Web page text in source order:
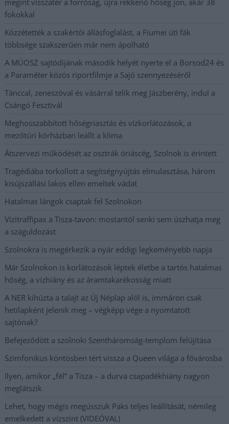
fokokkal
Közzétették a szakértői állásfoglalást, a Fiumei úti fák
többsége szakszerűen már nem ápolható
A MÚOSZ sajtódíjának második helyét nyerte el a Borsod24 és
a Paraméter közös riportfilmje a Sajó szennyezéséről
Tánccal, zeneszóval és vásárral telik meg Jászberény, indul a
Csángó Fesztivál
Meghosszabbított hőségriasztás és vízkorlátozások, a
mezőtúri kórházban leállt a klíma
Átszervezi működését az osztrák óriáscég, Szolnok is érintett
Tragédiába torkollott a segítségnyújtás elmulasztása, három
kisújszállási lakos ellen emeltek vádat
Hatalmas lángok csaptak fel Szolnokon
Vízitraffipax a Tisza-tavon: mostantól senki sem úszhatja meg
a száguldozást
Szolnokra is megérkezik a nyár eddigi legkeményebb napja
Már Szolnokon is korlátozások léptek életbe a tartós hatalmas
hőség, a vízhiány és az áramtakarékosság miatt
A NER kihúzta a talajt az Új Néplap alól is, immáron csak
hetilapként jelenik meg – végképp vége a nyomtatott
sajtónak?
Befejeződött a szolnoki Szentháromság-templom felújítása
Szimfonikus köntösben tért vissza a Queen világa a fővárosba
Ilyen, amikor „fél” a Tisza – a durva csapadékhiány nagyon
meglátszik
Lehet, hogy mégis megússzuk Paks teljes leállítását, némileg
emelkedett a vízszint (VIDEÓVAL)